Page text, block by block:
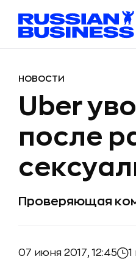
НОВОСТИ
Uber
после
Проверяющая
07 июня 2017, 12:45 1